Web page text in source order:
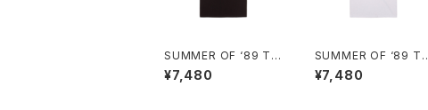
SUMMER OF ‘89 TE
E (BLACK)
¥7,480
SUMMER OF ‘89 TE
E (WHITE)
¥7,480